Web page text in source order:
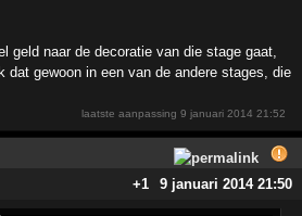
geld naar de decoratie van die stage gaat,
gewoon in een van de andere stages, die
laatste aanpassing9 januari 2014 21:52
+1 9 januari 2014 21:50